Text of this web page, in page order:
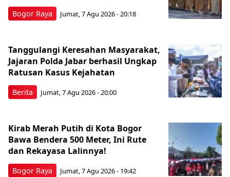
Bogor Raya Jumat, 7 Agu 2026 - 20:18
Berita
Tanggulangi Keresahan Masyarakat,
Jajaran Polda Jabar berhasil Ungkap
Ratusan Kasus Kejahatan
Jumat, 7 Agu 2026 - 20:00
Bogor Raya
Kirab Merah Putih di Kota Bogor
Bawa Bendera 500 Meter, Ini Rute
dan Rekayasa Lalinnya!
Jumat, 7 Agu 2026 - 19:42